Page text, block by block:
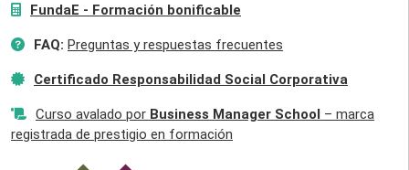
FundaE - Formación bonificable
FAQ: Preguntas y respuestas frecuentes
Certificado Responsabilidad Social Corporativa
Curso avalado por Business Manager School – marca
registrada de prestigio en formación